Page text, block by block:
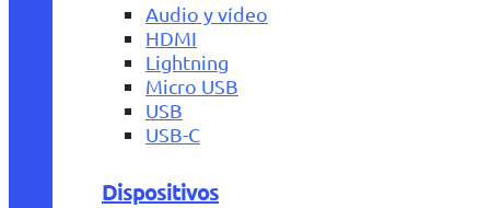
Audio y vídeo
HDMI
Lightning
Micro USB
USB
USB-C
Dispositivos